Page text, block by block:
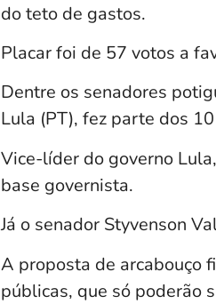
do teto de gastos.
Placar foi de 57 votos a
Dentre os senadores
Lula (PT), fez parte dos
Vice-líder do governo
base governista.
Já o senador Styvenson
A proposta de arcabouço
públicas, que só poderão